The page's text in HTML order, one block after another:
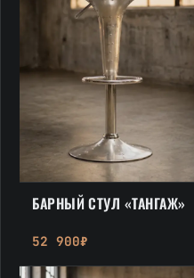
БАРНЫЙ СТУЛ «ТАНГАЖ»
52 900₽